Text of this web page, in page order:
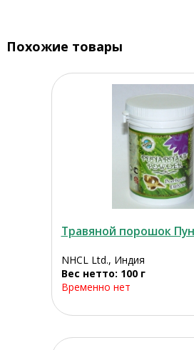
Похожие товары
Травяной порошок
NHCL Ltd., Индия
Вес нетто: 100 г
Временно нет